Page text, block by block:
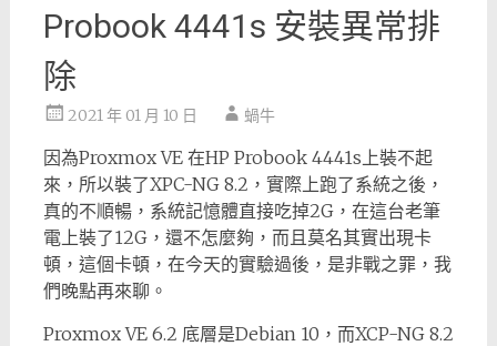
Probook 4441s 安裝異常排
除
2021 年 01 月 10 日 蝸牛
因為Proxmox VE 在HP Probook 4441s上裝不起
來，所以裝了XPC-NG 8.2，實際上跑了系統之後，
真的不順暢，系統記憶體直接吃掉2G，在這台老筆
電上裝了12G，還不怎麼夠，而且莫名其實出現卡
頓，這個卡頓，在今天的實驗過後，是非戰之罪，我
們晚點再來聊。
Proxmox VE 6.2 底層是Debian 10，而XCP-NG 8.2